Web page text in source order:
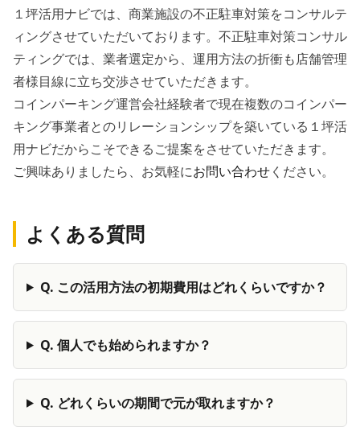
１坪活用ナビでは、商業施設の不正駐車対策をコンサルテ
ィングさせていただいております。不正駐車対策コンサル
ティングでは、業者選定から、運用方法の折衝も店舗管理
者様目線に立ち交渉させていただきます。
コインパーキング運営会社経験者で現在複数のコインパー
キング事業者とのリレーションシップを築いている１坪活
用ナビだからこそできるご提案をさせていただきます。
ご興味ありましたら、お気軽にお問い合わせください。
よくある質問
Q. この活用方法の初期費用はどれくらいですか？
Q. 個人でも始められますか？
Q. どれくらいの期間で元が取れますか？